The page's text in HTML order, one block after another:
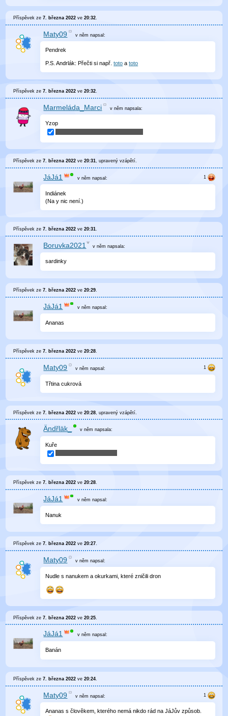
Příspěvek ze7. března 2022 ve20:32
Maty09 v němnapsal:
Pendrek
P.S. Andrlák: Přečti si např.toto atoto
Příspěvek ze7. března 2022 ve20:32
Marmeláda_Marci v němnapsala:
Yzop
Příspěvek ze7. března 2022 ve20:31, upravenývzápětí.
JáJá1 v něm napsal:
Indiánek
(Na y nic není.)
Příspěvek ze7. března 2022 ve20:31
Boruvka2021 v něm napsala:
sardinky
Příspěvek ze7. března 2022 ve20:29.
JáJá1 v něm napsal:
Ananas
Příspěvek ze7. března 2022 ve20:28.
Maty09 v němnapsal:
Třtina cukrová
Příspěvek ze7. března 2022 ve20:28 , upravenývzápětí
Ändřläk_ v němnapsala:
Kuře
Příspěvek ze7. března 2022 ve20:28.
JáJá1 v něm napsal:
Nanuk
Příspěvek ze7. března 2022 ve20:27.
Maty09 v němnapsal:
Nudle s nanukem a okurkami, které zničili dron
Příspěvek ze7. března 2022 ve20:25
JáJá1 v něm napsal:
Banán
Příspěvek ze7. března 2022 ve20:24
Maty09 v němnapsal:
Ananas s člověkem, kterého nemá nikdo rád na JáJův způsob.